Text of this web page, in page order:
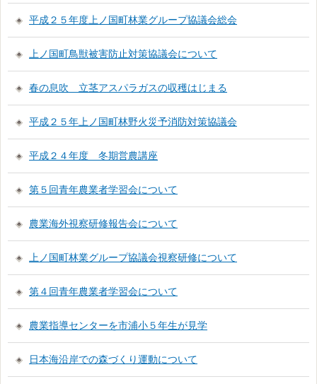
平成２５年度上ノ国町林業グループ協議会総会
上ノ国町鳥獣被害防止対策協議会について
春の息吹 立茎アスパラガスの収穫はじまる
平成２５年上ノ国町林野火災予消防対策協議会
平成２４年度 冬期営農講座
第５回青年農業者学習会について
農業海外視察研修報告会について
上ノ国町林業グループ協議会視察研修について
第４回青年農業者学習会について
農業指導センターを市浦小５年生が見学
日本海沿岸での森づくり運動について